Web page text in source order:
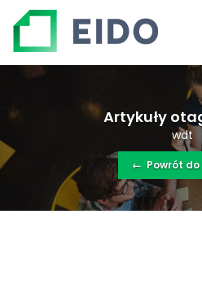
Artykuły
wdt
← Powrót